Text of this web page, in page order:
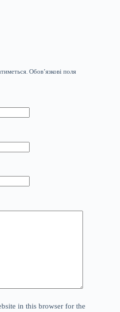
Обов’язкові поля
in this browser for the